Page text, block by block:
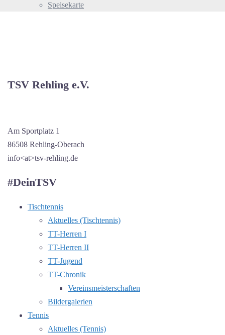
Speisekarte
TSV Rehling e.V.
Am Sportplatz 1
86508 Rehling-Oberach
info<at>tsv-rehling.de
#DeinTSV
Tischtennis
Aktuelles (Tischtennis)
TT-Herren I
TT-Herren II
TT-Jugend
TT-Chronik
Vereinsmeisterschaften
Bildergalerien
Tennis
Aktuelles (Tennis)